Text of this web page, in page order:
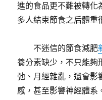
進的食品更不難被轉化
多人結束節食之后體重
不迷信的節食減肥
養分素缺少，不只能夠
弛、月經雜亂，還會影
感，甚至影響神經體系